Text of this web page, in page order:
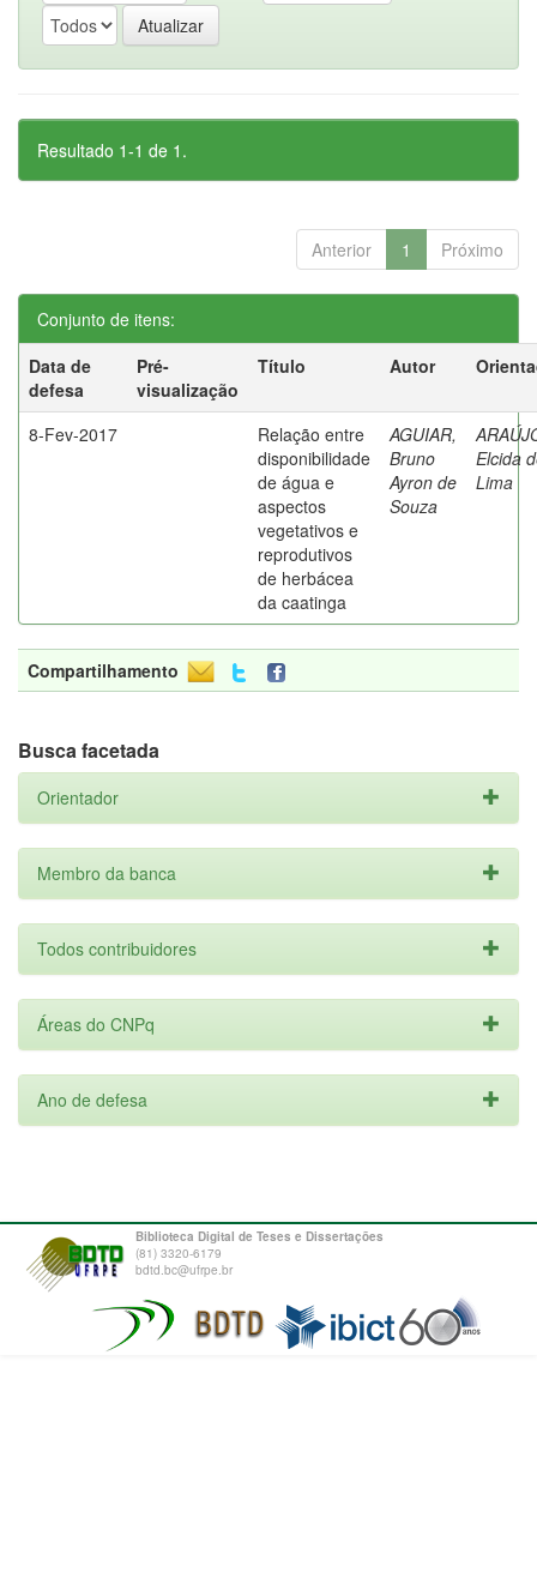
Resultado 1-1 de 1.
Anterior 1 Próximo
Conjunto de itens:
Data de
defesa
Pré-
visualização
Título Autor
8-Fev-2017
Relação entre
disponibilidade
de água e
aspectos
vegetativos e
reprodutivos
de herbácea
da caatinga
AGUIAR,
Bruno
Ayron de
Souza
Elcida
Lima
Compartilhamento
Busca facetada
Orientador
Membro da banca
Todos contribuidores
Áreas do CNPq
Ano de defesa
Biblioteca Digital de Teses e Dissertações
(81) 3320-6179
bdtd.bc@ufrpe.br